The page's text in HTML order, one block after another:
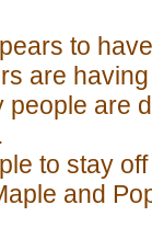
to
are
people are
to stay
and